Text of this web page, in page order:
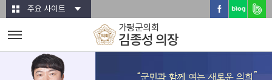
본문바로가기주요 사이트
가평군의회
김종성 의장